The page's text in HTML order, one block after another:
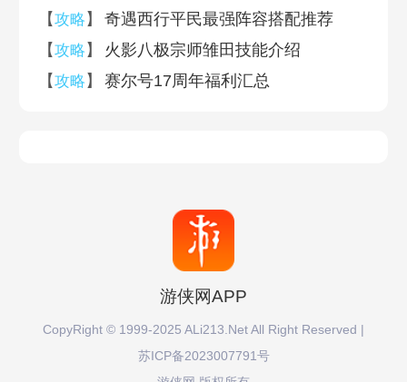
【攻略 】
奇遇西行平民最强阵容搭配推荐
【攻略 】
火影八极宗师雏田技能介绍
【攻略 】 赛尔号17周年福利汇总
注册登录游侠会员评论可获得现金红包奖励，还可获得等级
积分领取限定头像框！